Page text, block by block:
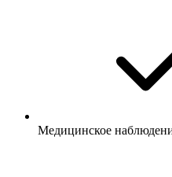
Медицинское